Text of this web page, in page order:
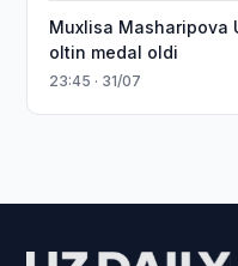
Muxlisa Masharipova
oltin medal oldi
23:45 · 31/07